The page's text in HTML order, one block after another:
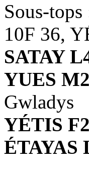
Sous-
10F 36,
SATAY
YUES
Gwladys
YÉTIS
ÉTAYAS